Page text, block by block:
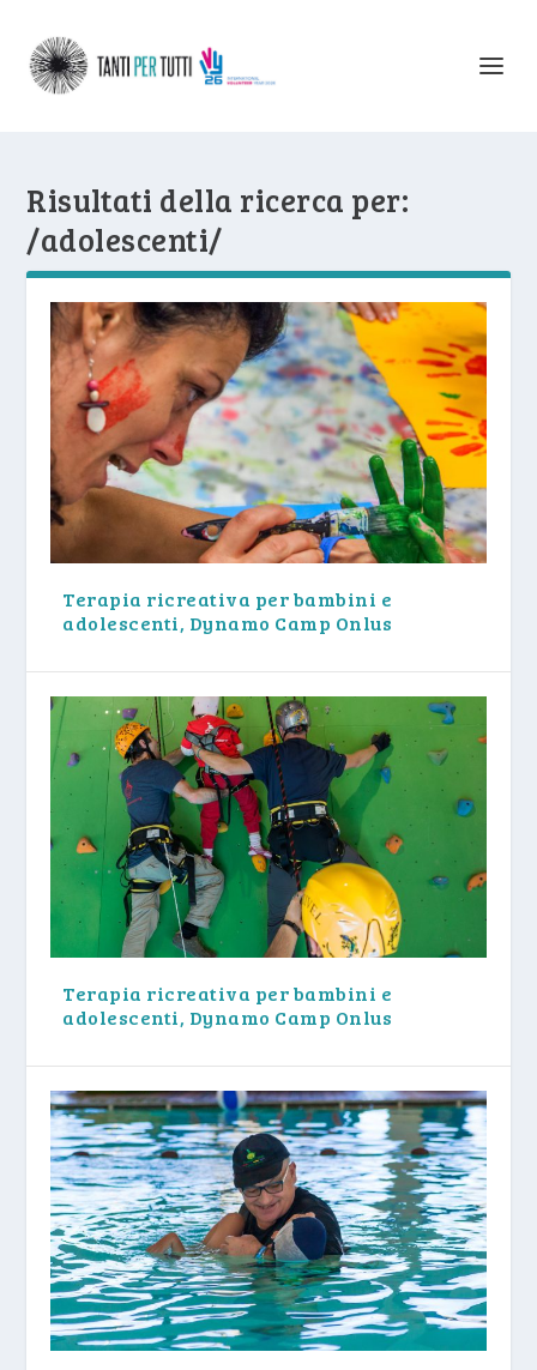
Risultati della ricerca per:
/adolescenti/
Terapia ricreativa per bambini e
adolescenti, Dynamo Camp Onlus
Terapia ricreativa per bambini e
adolescenti, Dynamo Camp Onlus